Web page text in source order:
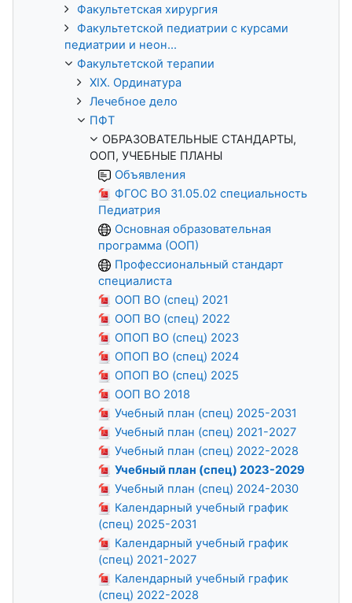
Факультетская хирургия
Факультетской педиатрии с курсами
педиатрии и неон...
Факультетской терапии
XIX. Ординатура
Лечебное дело
ПФТ
ОБРАЗОВАТЕЛЬНЫЕ СТАНДАРТЫ,
ООП, УЧЕБНЫЕ ПЛАНЫ
Объявления
ФГОС ВО 31.05.02 специальность
Педиатрия
Основная образовательная
программа (ООП)
Профессиональный стандарт
специалиста
ООП ВО (спец) 2021
ООП ВО (спец) 2022
ОПОП ВО (спец) 2023
ОПОП ВО (спец) 2024
ОПОП ВО (спец) 2025
ООП ВО 2018
Учебный план (спец) 2025-2031
Учебный план (спец) 2021-2027
Учебный план (спец) 2022-2028
Учебный план (спец) 2023-2029
Учебный план (спец) 2024-2030
Календарный учебный график
(спец) 2025-2031
Календарный учебный график
(спец) 2021-2027
Календарный учебный график
(спец) 2022-2028